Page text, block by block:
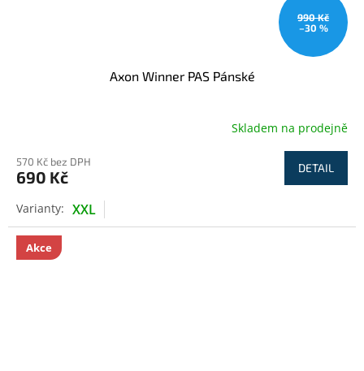
990 Kč
–30 %
Axon Winner PAS Pánské
Skladem na prodejně
570 Kč bez DPH
690 Kč DETAIL
XXL
Akce